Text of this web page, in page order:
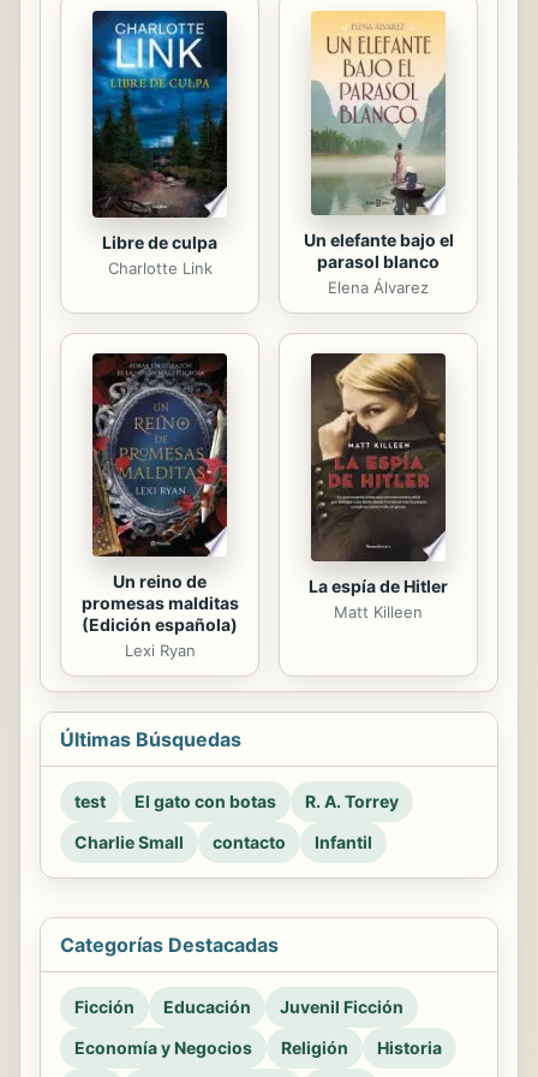
extraordinarias verdades reveladas
en la Biblia sobre estos agentes del
cielo y su rol en nuestro mundo y
nuestras vidas. Qué son los ángeles?
Cual es su rol an el plan de Dios?
Están presentes? Aparecen? Nos
ayudan a entender acerca de...
Libre de culpa
Charlotte Link
Un elefante bajo el
parasol blanco
Elena Álvarez
Un reino de
promesas malditas
(Edición española)
Lexi Ryan
La espía de Hitler
Matt Killeen
Últimas Búsquedas
test El gato con botas
R. A. Torrey
Charlie Small
contacto Infantil
Categorías Destacadas
Ficción Educación
Juvenil Ficción
Economía y Negocios
Religión Historia